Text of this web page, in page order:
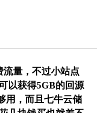
流量，不过小站点
以获得5GB的回源
用，而且七牛云储